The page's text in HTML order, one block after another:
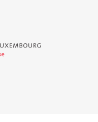
Luxembourg - Service